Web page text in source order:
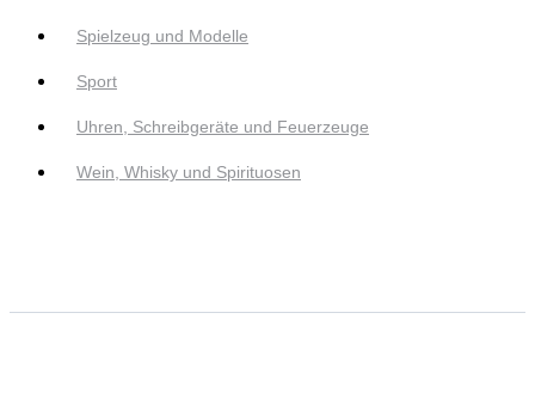
Spielzeug und Modelle
Sport
Uhren, Schreibgeräte und Feuerzeuge
Wein, Whisky und Spirituosen